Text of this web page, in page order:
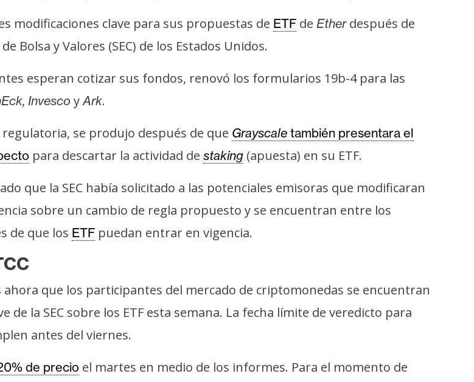
modificaciones clave para sus propuestas de ETF de Etherdespués de
y Valores (SEC) de los Estados Unidos.
esperan cotizar sus fondos, renovó los formularios 19b-4 para las
Invesco yArk.
se produjo después de que Grayscale también presentara el
para descartar la actividad de staking (apuesta) en su ETF.
que la SEC había solicitado a las potenciales emisoras que modificaran
sobre un cambio de regla propuesto y se encuentran entre los
de que los ETF puedan entrar en vigencia.
ahora que los participantes del mercado de criptomonedas se encuentran
la SEC sobre los ETF esta semana. La fecha límite de veredicto para
antes del viernes.
de precio el martes en medio de los informes. Para el momento de